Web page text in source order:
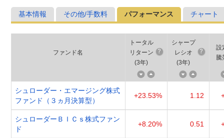
基本情報 その他/手数料 パフォーマンス チャート
ファンド名
トータル
リターン
(3年)
シャープ
レシオ
(3年)
設
騰
シュローダー・エマージング株式
ファンド（３ヵ月決算型）
+23.53% 1.12
シュローダーＢＩＣｓ株式ファン
ド
+8.20% 0.51